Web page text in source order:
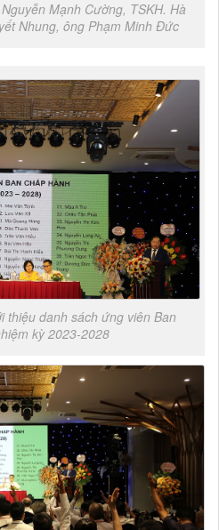
Mạnh Cường, TSKH. Hà
Nhung, ông Phạm Minh Đức
thiệu danh sách ứng viên Ban
kỳ 2023-2028